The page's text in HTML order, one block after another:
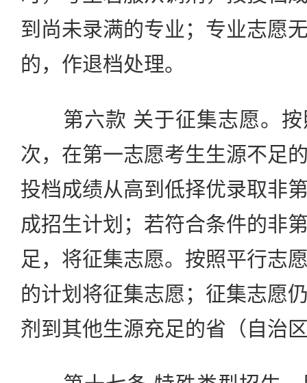
到尚未录满的专业；专业志愿
的，作退档处理。
第六款 关于征集志愿。按
次，在第一志愿考生生源不足
投档成绩从高到低择优录取非
成招生计划；若符合条件的非
足，将征集志愿。按照平行志
的计划将征集志愿；征集志愿
剂到其他生源充足的省（自治